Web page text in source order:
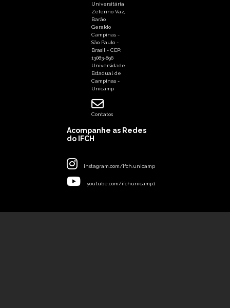
Universitária
Zeferino Vaz,
Barão
Geraldo
Campinas -
São Paulo -
Brasil - CEP:
13083-896
Universidade
Estadual de
Campinas -
Unicamp
Contatos
Acompanhe as Redes
do IFCH
instagram.com/ifch.unicamp
youtube.com/ifchunicamp1